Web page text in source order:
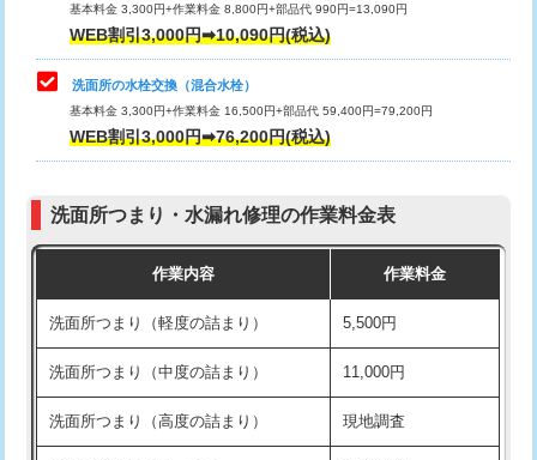
マス交換（土の掘削・埋め戻し作業）
マス交換（深さ50㎝未満）
マス交換（深さ50㎝以上）
モルタル補修（厚さ10㎝まで） 27,500円
モルタル補修（厚さ10㎝超え） 38,500円
洗面台設置 38,500円
バスタブ設置 現場見積
交換・取付(単水栓（壁付・デッキ
式）)
交換・取付(混合水栓（壁付・デッキ
式・ワンホール）)
16,500円+材料費
（P/S/ポップアップ））
交換・取付（その他部品） 11,000円+材料費
持込商品取付（単水栓） 13,200円
持込商品取付（混合水栓） 16,500円
持込商品取付（浄水器・分岐水栓） 16,500円
給水管工事※（ホール加工) 16,500円
基本料金 3,300円+作業料金 8,800円+部品代 990円=13,090円
WEB割引3,000円➡10,090円(税込)
洗面所の水栓交換（混合水栓）
基本料金 3,300円+作業料金 16,500円+部品代 59,400円=79,200円
WEB割引3,000円➡76,200円(税込)
洗面所つまり・水漏れ修理の作業料金表
作業内容 作業料金
洗面所つまり（軽度の詰まり） 5,500円
洗面所つまり（中度の詰まり） 11,000円
洗面所つまり（高度の詰まり） 現地調査